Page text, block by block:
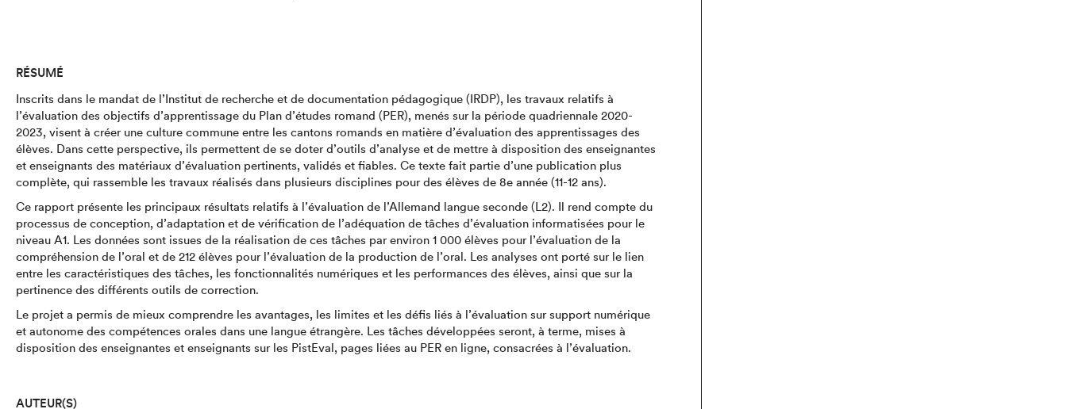
RÉSUMÉ
Inscrits dans le mandat de l’Institut de recherche et de documentation pédagogique (IRDP), les travaux relatifs à
l’évaluation des objectifs d’apprentissage du Plan d’études romand (PER), menés sur la période quadriennale 2020-
2023, visent à créer une culture commune entre les cantons romands en matière d’évaluation des apprentissages des
élèves. Dans cette perspective, ils permettent de se doter d’outils d’analyse et de mettre à disposition des enseignantes
et enseignants des matériaux d’évaluation pertinents, validés et fiables. Ce texte fait partie d’une publication plus
complète, qui rassemble les travaux réalisés dans plusieurs disciplines pour des élèves de 8e année (11-12 ans).
Ce rapport présente les principaux résultats relatifs à l’évaluation de l’Allemand langue seconde (L2). Il rend compte du
processus de conception, d’adaptation et de vérification de l’adéquation de tâches d’évaluation informatisées pour le
niveau A1. Les données sont issues de la réalisation de ces tâches par environ 1 000 élèves pour l’évaluation de la
compréhension de l’oral et de 212 élèves pour l’évaluation de la production de l’oral. Les analyses ont porté sur le lien
entre les caractéristiques des tâches, les fonctionnalités numériques et les performances des élèves, ainsi que sur la
pertinence des différents outils de correction.
Le projet a permis de mieux comprendre les avantages, les limites et les défis liés à l’évaluation sur support numérique
et autonome des compétences orales dans une langue étrangère. Les tâches développées seront, à terme, mises à
disposition des enseignantes et enseignants sur les PistEval, pages liées au PER en ligne, consacrées à l’évaluation.
AUTEUR(S)